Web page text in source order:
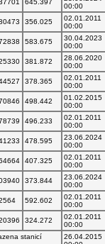
00:00
356.025
02.01.2011
00:00
583.675
30.04.2023
00:00
381.872
28.06.2020
00:00
378.365
02.01.2011
00:00
498.442
01.02.2015
00:00
496.233
02.01.2011
00:00
478.595
23.06.2024
00:00
407.325
02.01.2011
00:00
373.844
23.06.2024
00:00
592.602
02.01.2011
00:00
324.272
02.01.2011
00:00
stanicí
26.04.2015